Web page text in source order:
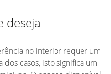
deseja
no interior requer um
casos, isto significa um